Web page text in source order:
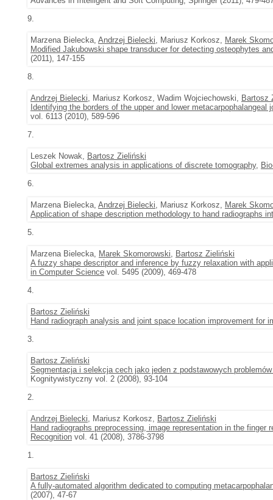
9.
Marzena Bielecka, Andrzej Bielecki, Mariusz Korkosz, Marek
Modified Jakubowski shape transducer for detecting osteophytes
(2011), 147-155
8.
Andrzej Bielecki, Mariusz Korkosz, Wadim Wojciechowski, Bartosz
Identifying the borders of the upper and lower metacarpophalangeal
vol. 6113 (2010), 589-596
7.
Leszek Nowak, Bartosz Zieliński
Global extremes analysis in applications of discrete tomography,
6.
Marzena Bielecka, Andrzej Bielecki, Mariusz Korkosz, Marek
Application of shape description methodology to hand radiographs
5.
Marzena Bielecka, Marek Skomorowski, Bartosz Zieliński
A fuzzy shape descriptor and inference by fuzzy relaxation with
in Computer Science vol. 5495 (2009), 469-478
4.
Bartosz Zieliński
Hand radiograph analysis and joint space location improvement for
3.
Bartosz Zieliński
Segmentacja i selekcja cech jako jeden z podstawowych
Kognitywistyczny vol. 2 (2008), 93-104
2.
Andrzej Bielecki, Mariusz Korkosz, Bartosz Zieliński
Hand radiographs preprocessing, image representation in the
Recognition vol. 41 (2008), 3786-3798
1.
Bartosz Zieliński
A fully-automated algorithm dedicated to computing
(2007), 47-67